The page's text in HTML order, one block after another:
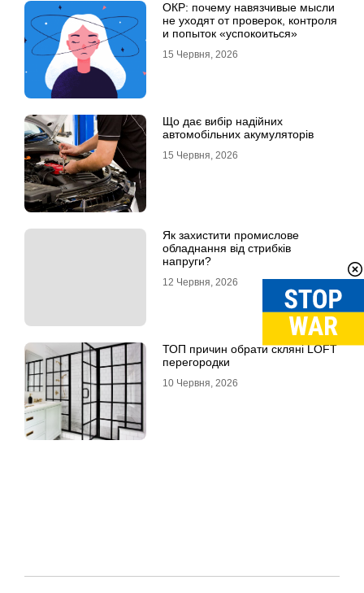
ОКР: почему навязчивые мысли
не уходят от проверок, контроля
и попыток «успокоиться»
15 Червня, 2026
Що дає вибір надійних
автомобільних акумуляторів
15 Червня, 2026
Як захистити промислове
обладнання від стрибків
напруги?
12 Червня, 2026
ТОП причин обрати скляні LOFT
перегородки
10 Червня, 2026